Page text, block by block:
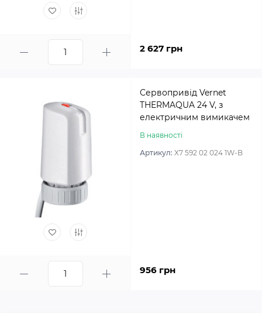
2 627 грн
Сервопривід Vernet
THERMAQUA 24 V, з
електричним вимикачем
В наявності
Артикул: X7 592 02 024 1W-B
956 грн